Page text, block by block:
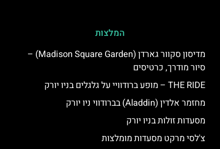
המלצות
מדיסון סקוור גארדן (Madison Square Garden) –
סיור מודרך, כרטיסים
THE RIDE – מופע ברודוויי על גלגלים בניו יורק
מחזמר אלדין (Aladdin) בברודווי ניו יורק
מסעדות זולות בניו יורק
צ'לסי מרקט מסעדות מומלצות